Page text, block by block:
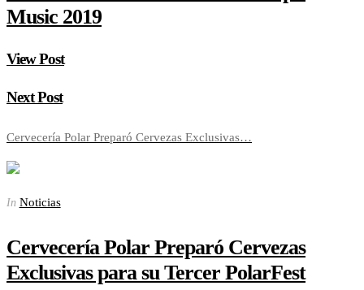
Music 2019
View Post
Next Post
Cervecería Polar Preparó Cervezas Exclusivas…
In Noticias
Cervecería Polar Preparó Cervezas
Exclusivas para su Tercer PolarFest